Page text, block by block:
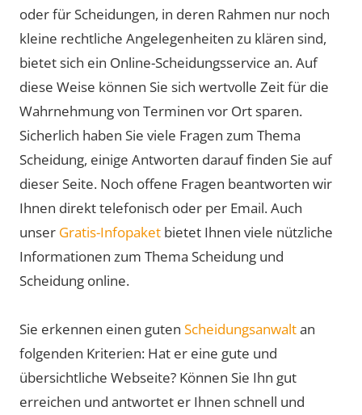
oder für Scheidungen, in deren Rahmen nur noch
kleine rechtliche Angelegenheiten zu klären sind,
bietet sich ein Online-Scheidungsservice an. Auf
diese Weise können Sie sich wertvolle Zeit für die
Wahrnehmung von Terminen vor Ort sparen.
Sicherlich haben Sie viele Fragen zum Thema
Scheidung, einige Antworten darauf finden Sie auf
dieser Seite. Noch offene Fragen beantworten wir
Ihnen direkt telefonisch oder per Email. Auch
unser Gratis-Infopaket bietet Ihnen viele nützliche
Informationen zum Thema Scheidung und
Scheidung online.
Sie erkennen einen guten Scheidungsanwaltan
folgenden Kriterien: Hat er eine gute und
übersichtliche Webseite? Können Sie Ihn gut
erreichen und antwortet er Ihnen schnell und